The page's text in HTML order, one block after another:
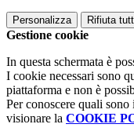
Personalizza Rifiuta
Gestione cookie
In questa schermata è
I cookie necessari sono
piattaforma e non è
Per conoscere quali
visionare la COOKIE